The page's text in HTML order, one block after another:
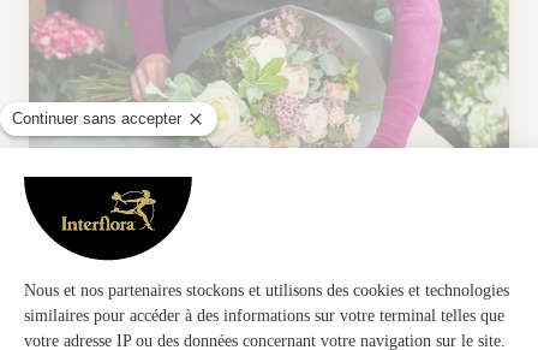
Fleurs et Passion
Celles Sur Belle
★★4.8 (58)
68, avenue de Niort
Voir la boutique